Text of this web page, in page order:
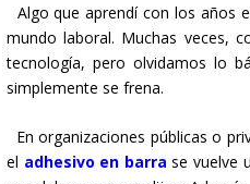
Algo que aprendí con los años
mundo laboral. Muchas veces,
tecnología, pero olvidamos lo
simplemente se frena.
En organizaciones públicas o
el adhesivo en barra se vuelve